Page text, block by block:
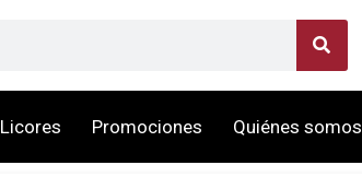
Licores Promociones Quiénes somos